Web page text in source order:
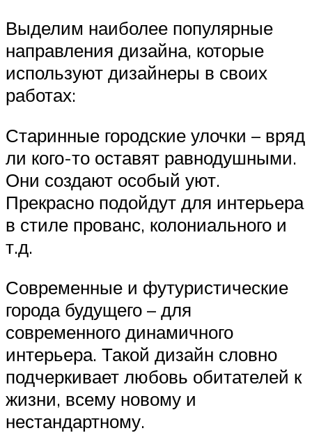
Выделим наиболее популярные
направления дизайна, которые
используют дизайнеры в своих
работах:
Старинные городские улочки – вряд
ли кого-то оставят равнодушными.
Они создают особый уют.
Прекрасно подойдут для интерьера
в стиле прованс, колониального и
т.д.
Современные и футуристические
города будущего – для
современного динамичного
интерьера. Такой дизайн словно
подчеркивает любовь обитателей к
жизни, всему новому и
нестандартному.